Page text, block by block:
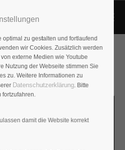
optimal zu gestalten und fortlaufend
wir Cookies. Zusätzlich werden
externe Medien wie Youtube
Nutzung der Webseite stimmen Sie
zu. Weitere Informationen zu
Datenschutzerklärung. Bitte
fortzufahren.
damit die Website korrekt